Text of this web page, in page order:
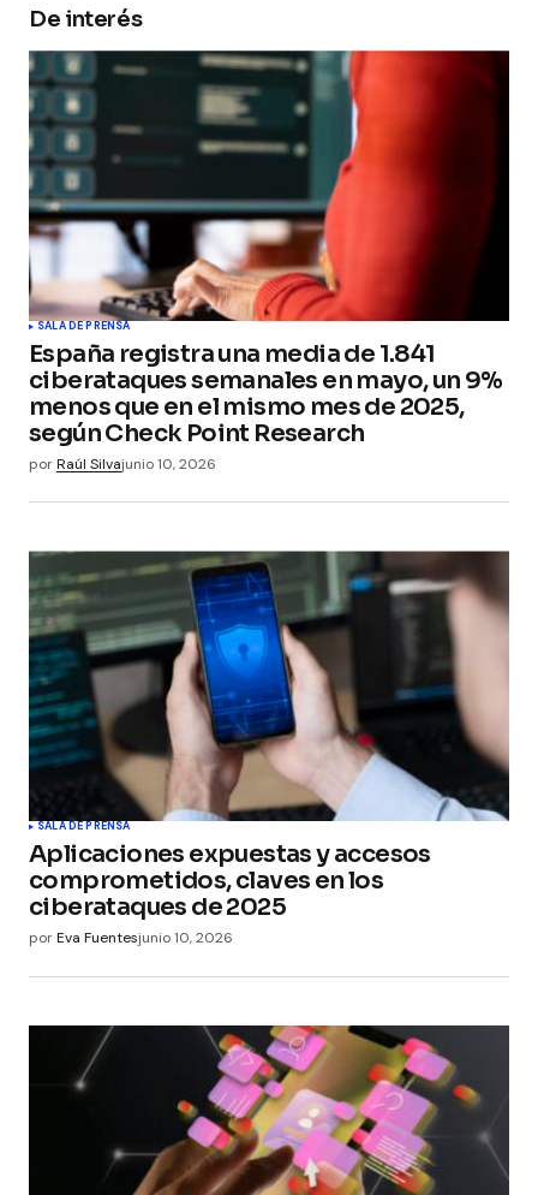
Your Name
Your E-mail
Guarda mi nombre, correo electrónico y web en
este navegador para la próxima vez que
comente.
Submit Comment
De interés
SALA DE PRENSA
España registra una media de 1.841
ciberataques semanales en mayo, un 9%
menos que en el mismo mes de 2025,
según Check Point Research
porRaúl Silvajunio 10, 2026
SALA DE PRENSA
Aplicaciones expuestas y accesos
comprometidos, claves en los
ciberataques de 2025
porEva Fuentesjunio 10, 2026